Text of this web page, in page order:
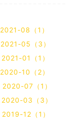
2021-08（1）
2021-05（3）
2021-01（1）
2020-10（2）
2020-07（1）
2020-03（3）
2019-12（1）